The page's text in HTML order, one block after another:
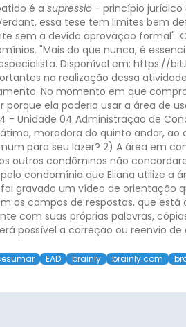
é a supressio - princípio jurídico
essa tese tem limites bem
sem a devida aprovação formal".
"Mais do que nunca, é
Disponível em: https://
na realização dessa
No momento em que
porque ela poderia usar a área de
- Unidade 04 Administração de
moradora do quinto andar, ao
para seu lazer? 2) A área em
outros condôminos não
condomínio que Eliana utilize a
gravado um vídeo de orientação
os campos de respostas, que
com suas próprias palavras,
possível a correção ou reenvio de
EAD brainly brainly.com